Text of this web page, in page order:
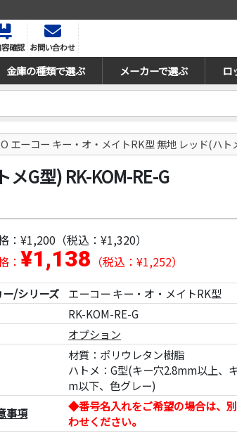
確認 お問い合わせ
金庫の種類で選ぶ メーカーで選ぶ ロ
エーコー キー・オ・メイトRK型 無地 レッド(ハ
G型) RK-KOM-RE-G
： ¥1,200 （税込：¥1,320）
： ¥1,138 （税込：¥1,252）
ー/シリーズ
エーコー キー・オ・メイトRK型
RK-KOM-RE-G
オプション
材質：ポリウレタン樹脂
ハトメ：G型(キー穴2.8mm以上、
m以下、色グレー)
事項
◆番号名入れをご希望の場合は、
わせください。